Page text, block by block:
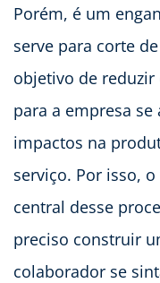
Porém, é um
serve para corte
objetivo de reduzir
para a empresa
impactos na
serviço. Por isso,
central desse
preciso construir
colaborador se